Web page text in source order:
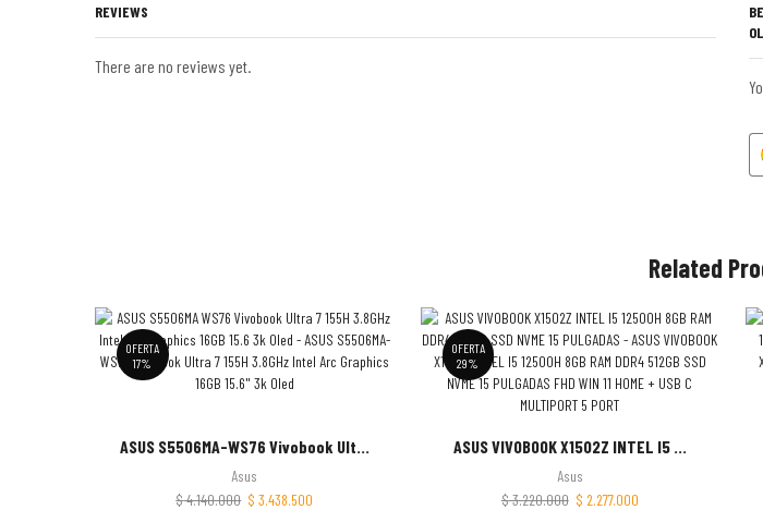
REVIEWS
There are no reviews yet.
Related
OFERTA
17%
ASUS S5506MA-WS76 Vivobook Ult...
Asus
$4.140.000 $ 3.438.500
OFERTA
29%
ASUS VIVOBOOK X1502Z INTEL I5 ...
Asus
$3.220.000 $ 2.277.000